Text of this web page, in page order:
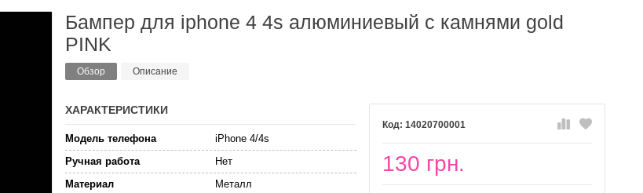
Бампер для iphone 4 4s алюминиевый с камнями gold
PINK
Обзор Описание
14020700001
130 грн.
ХАРАКТЕРИСТИКИ
Модель телефона
iPhone 4/4s
Ручная работа
Нет
Материал
Металл